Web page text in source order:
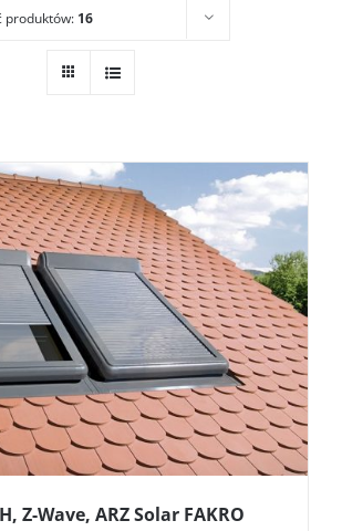
produktów: 16
Z-Wave, ARZ Solar FAKRO